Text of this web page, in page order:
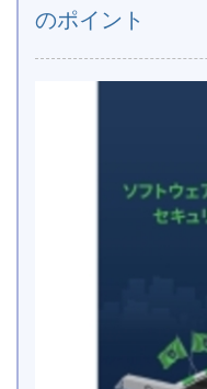
のポイント